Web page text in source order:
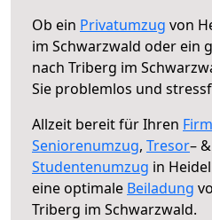
Ob ein Privatumzug von
im Schwarzwald oder ein
nach Triberg im
Sie problemlos und
Allzeit bereit für Ihren
Seniorenumzug, Tresor– &
Studentenumzug in
eine optimale Beiladung
Triberg im Schwarzwald.